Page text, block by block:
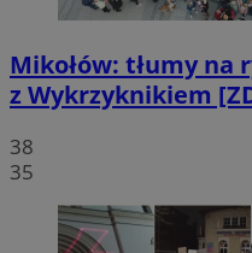
Mikołów: tłumy na
z Wykrzyknikiem
38
35